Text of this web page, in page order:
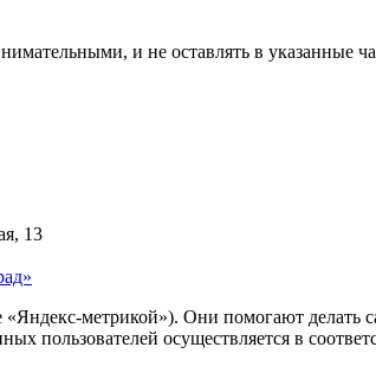
и не оставлять в указанные
13
метрикой»). Они помогают делать
пользователей осуществляется в